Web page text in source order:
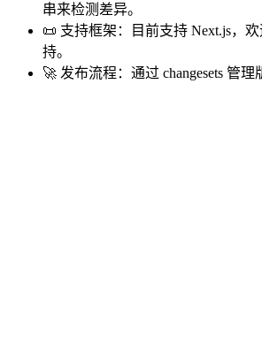
串来检测差异。
📜 支持框架：目前支持 Next.js，
持。
🚀 发布流程：通过 changesets 管理